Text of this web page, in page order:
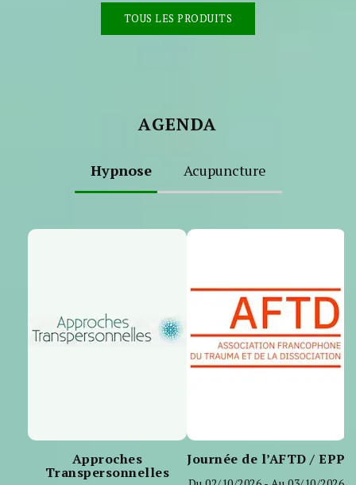
TOUS LES PRODUITS
AGENDA
Hypnose Acupuncture
Approches
Transpersonnelles
Journée de l’AFTD / EPP